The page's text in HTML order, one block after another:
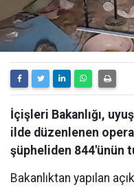
İçişleri Bakanlığı,
ilde düzenlenen
şüpheliden 844'ünün
Bakanlıktan yapılan